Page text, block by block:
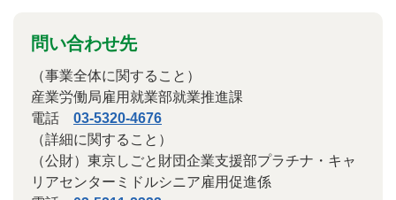
問い合わせ先
（事業全体に関すること）
産業労働局雇用就業部就業推進課
電話 03-5320-4676
（詳細に関すること）
（公財）東京しごと財団企業支援部プラチナ・キャ
リアセンターミドルシニア雇用促進係